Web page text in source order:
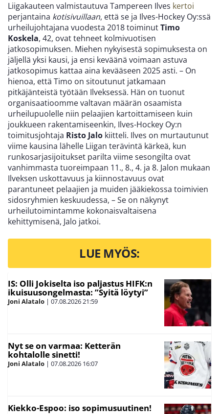
Liigakauteen valmistautuva Tampereen Ilves kertoi
perjantaina kotisivuillaan, että se ja Ilves-Hockey Oy:ssä
urheilujohtajana vuodesta 2018 toiminutTimo
Koskela, 42, ovat tehneet kolmivuotisen
jatkosopimuksen. Miehen nykyisestä sopimuksesta on
jäljellä yksi kausi, ja ensi keväänä voimaan astuva
jatkosopimus kattaa aina kevääseen 2025 asti. – On
hienoa, että Timo on sitoutunut jatkamaan
pitkäjänteistä työtään Ilveksessä. Hän on tuonut
organisaatioomme valtavan määrän osaamista
urheilupuolelle niin pelaajien kartoittamiseen kuin
joukkueen rakentamiseenkin, Ilves-Hockey Oy:n
toimitusjohtaja Risto Jalo kiitteli. Ilves on murtautunut
viime kausina lähelle Liigan terävintä kärkeä, kun
runkosarjasijoitukset parilta viime sesongilta ovat
vanhimmasta tuoreimpaan 11., 8., 4. ja 8. Jalon mukaan
Ilveksen uskottavuus ja kiinnostavuus ovat
parantuneet pelaajien ja muiden jääkiekossa toimivien
sidosryhmien keskuudessa, – Se on näkynyt
urheilutoimintamme kokonaisvaltaisena
kehittymisenä, Jalo jatkoi.
LUE MYÖS:
IS: Olli Jokiselta iso paljastus HIFK:n
ikuisuusongelmasta: ”Syitä löytyi”
Joni Alatalo | 07.08.202621:59
Nyt se on varmaa: Ketterän
kohtalolle sinetti!
Joni Alatalo | 07.08.2026 16:07
Kiekko-Espoo: iso sopimusuutinen!